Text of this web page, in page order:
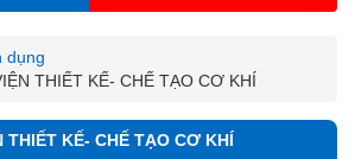
dụng
THIẾT KẾ- CHẾ TẠO CƠ KHÍ
THIẾT KẾ- CHẾ TẠO CƠ KHÍ